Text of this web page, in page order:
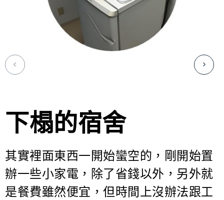
下榻的宿舍
其實裡面東西一開始蠻空的，剛開始置
辦一些小家電，除了省錢以外，另外就
是餐費雖然便宜，但時間上沒辦法跟工